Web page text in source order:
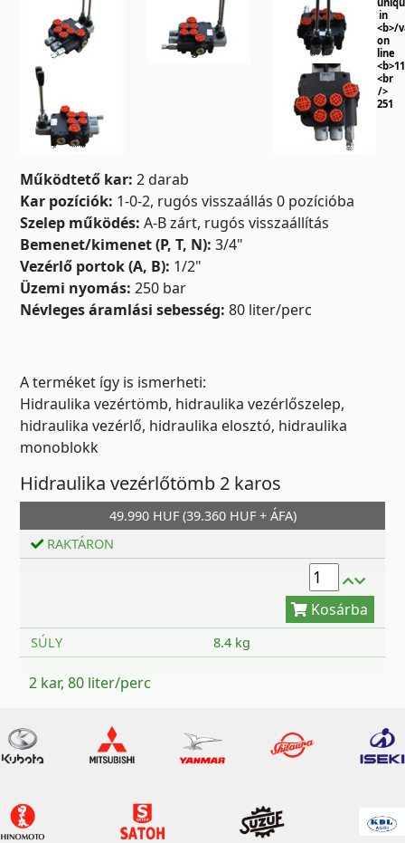
in
<b>/
on
line
<br
/>
251
Működtető kar: 2 darab
Kar pozíciók: 1-0-2, rugós visszaállás 0 pozícióba
Szelep működés: A-B zárt, rugós visszaállítás
Bemenet/kimenet (P, T, N): 3/4"
Vezérlő portok (A, B): 1/2"
Üzemi nyomás: 250 bar
Névleges áramlási sebesség: 80 liter/perc
A terméket így is ismerheti:
Hidraulika vezértömb, hidraulika vezérlőszelep,
hidraulika vezérlő, hidraulika elosztó, hidraulika
monoblokk
Hidraulika vezérlőtömb 2 karos
49.990 HUF (39.360 HUF + ÁFA)
RAKTÁRON
Kosárba
SÚLY 8.4 kg
2 kar, 80 liter/perc